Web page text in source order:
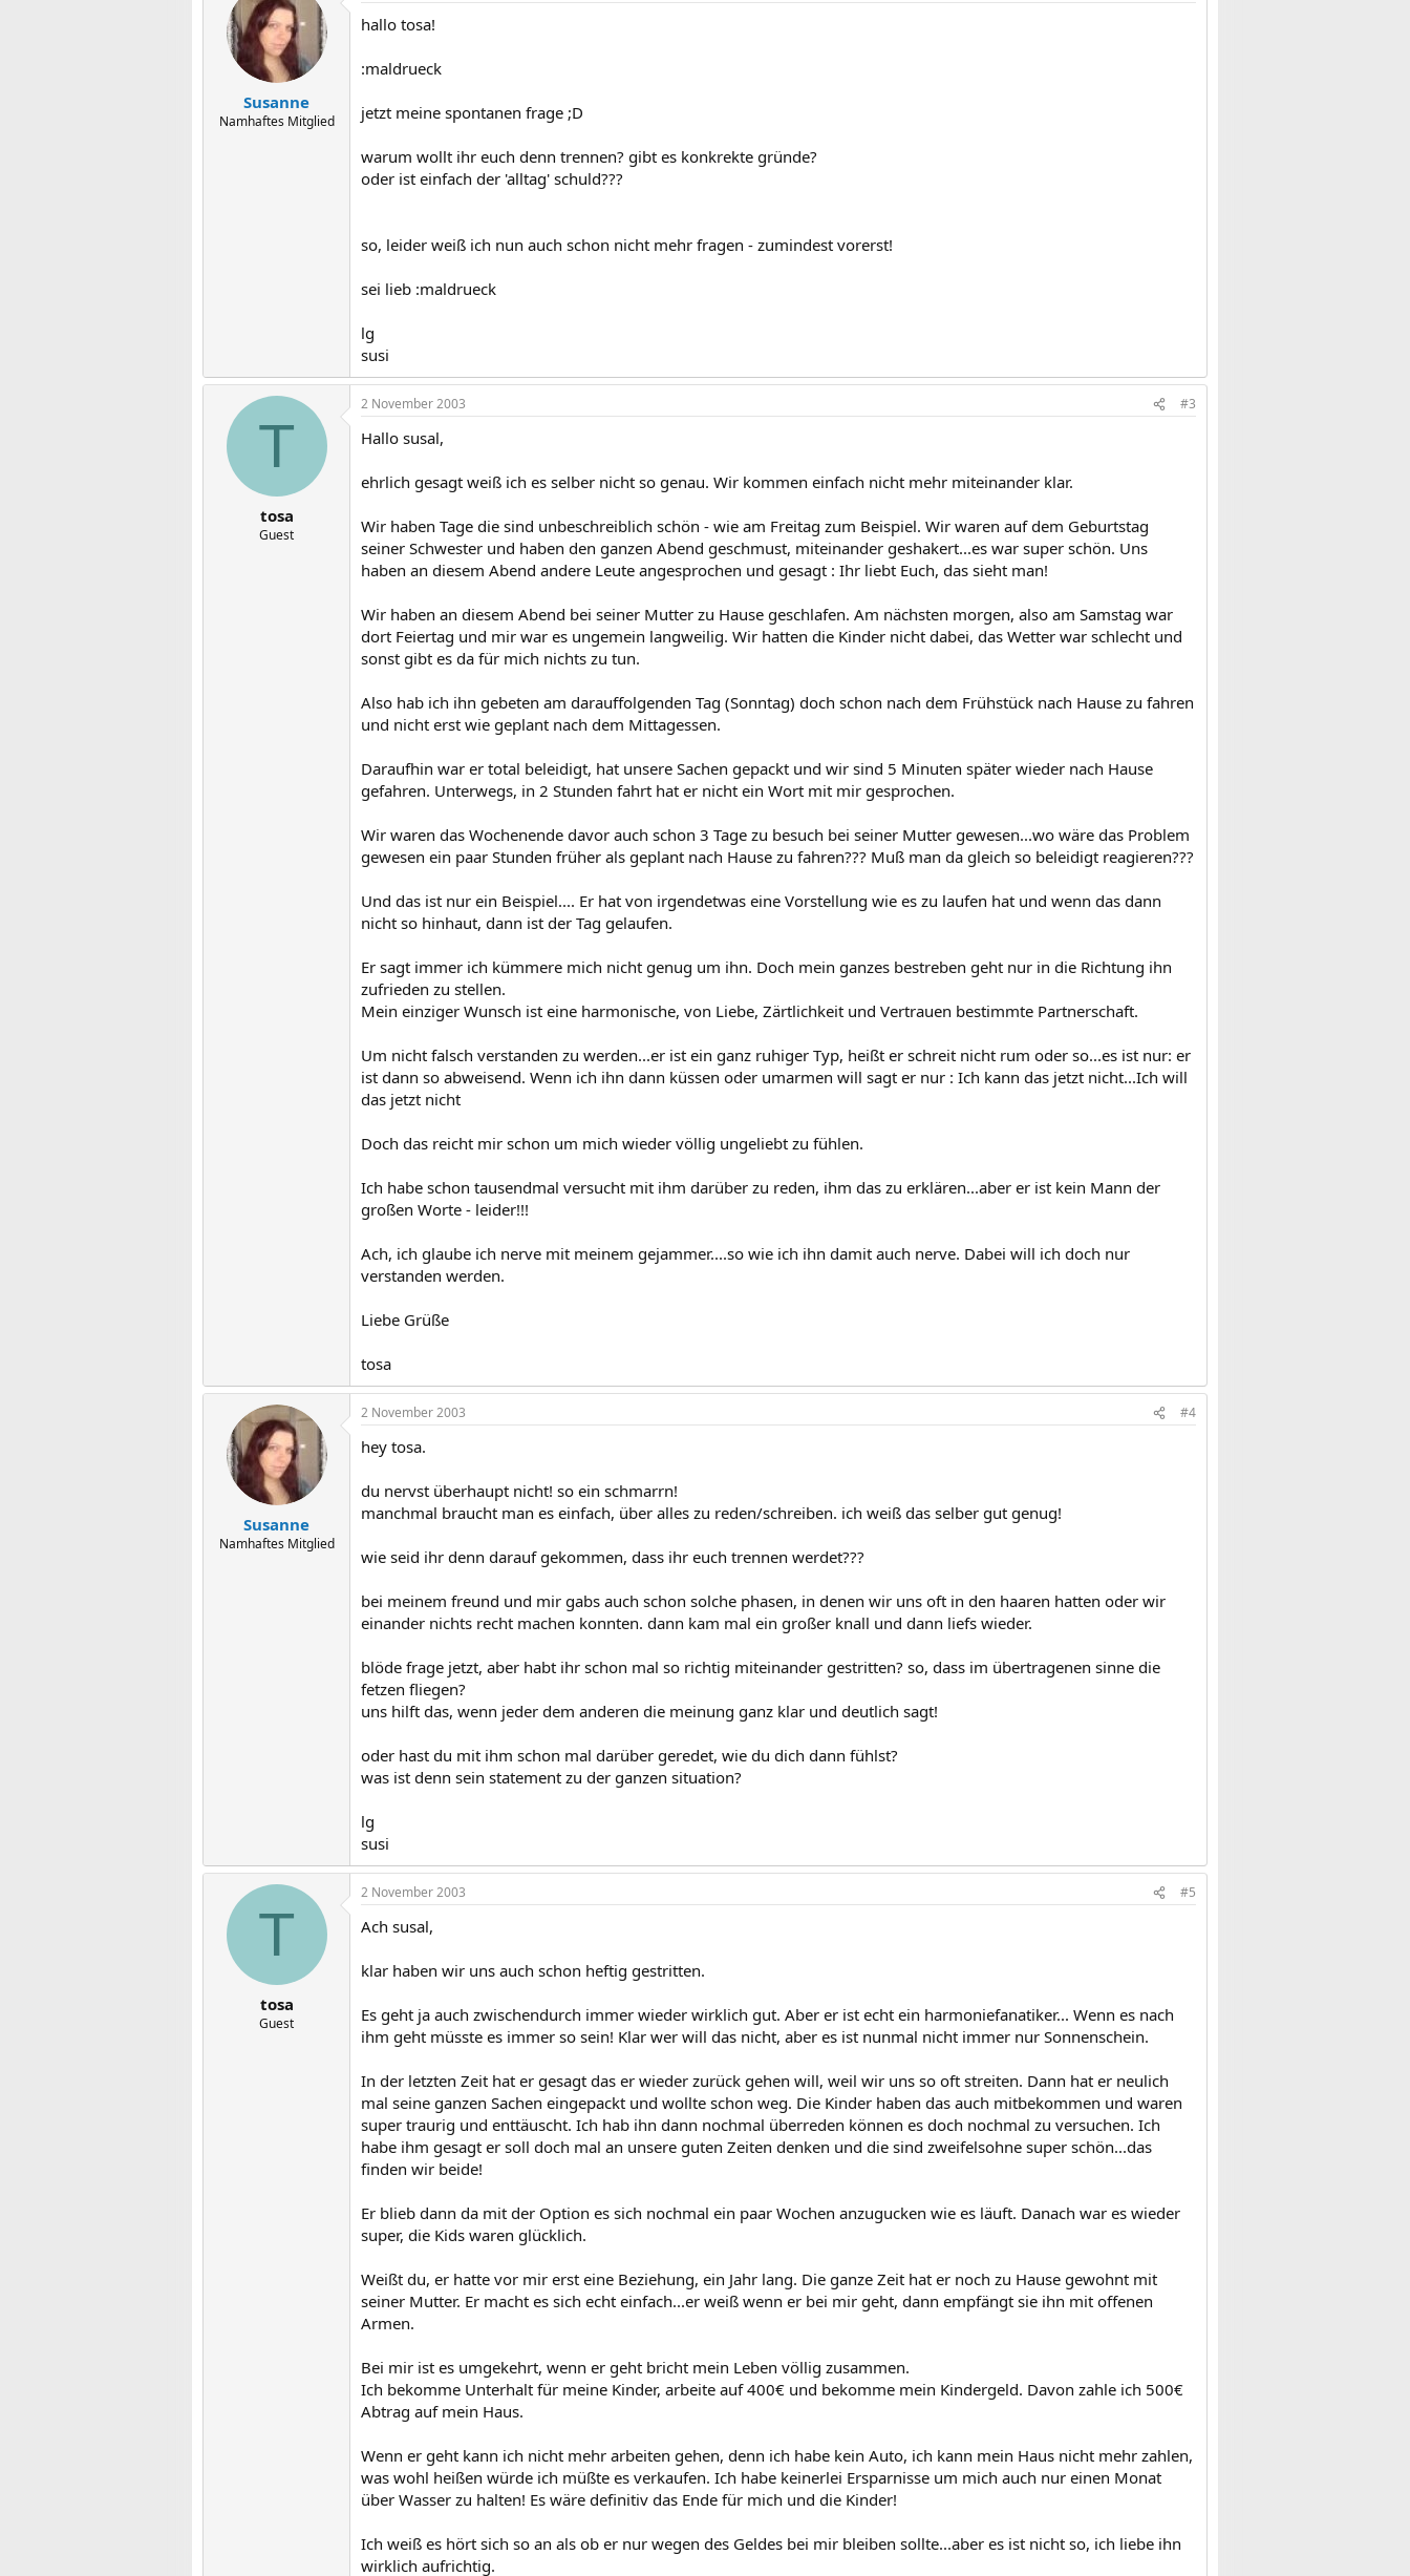
Susanne
Namhaftes Mitglied
hallo tosa!
:maldrueck
jetzt meine spontanen frage ;D
warum wollt ihr euch denn trennen? gibt es konkrekte gründe?
oder ist einfach der 'alltag' schuld???
so, leider weiß ich nun auch schon nicht mehr fragen - zumindest vorerst!
sei lieb :maldrueck
lg
susi
T
tosa
Guest
2 November 2003 #3
Hallo susal,
ehrlich gesagt weiß ich es selber nicht so genau. Wir kommen einfach nicht mehr miteinander klar.
Wir haben Tage die sind unbeschreiblich schön - wie am Freitag zum Beispiel. Wir waren auf dem Geburtstag
seiner Schwester und haben den ganzen Abend geschmust, miteinander geshakert...es war super schön. Uns
haben an diesem Abend andere Leute angesprochen und gesagt : Ihr liebt Euch, das sieht man!
Wir haben an diesem Abend bei seiner Mutter zu Hause geschlafen. Am nächsten morgen, also am Samstag war
dort Feiertag und mir war es ungemein langweilig. Wir hatten die Kinder nicht dabei, das Wetter war schlecht und
sonst gibt es da für mich nichts zu tun.
Also hab ich ihn gebeten am darauffolgenden Tag (Sonntag) doch schon nach dem Frühstück nach Hause zu fahren
und nicht erst wie geplant nach dem Mittagessen.
Daraufhin war er total beleidigt, hat unsere Sachen gepackt und wir sind 5 Minuten später wieder nach Hause
gefahren. Unterwegs, in 2 Stunden fahrt hat er nicht ein Wort mit mir gesprochen.
Wir waren das Wochenende davor auch schon 3 Tage zu besuch bei seiner Mutter gewesen...wo wäre das Problem
gewesen ein paar Stunden früher als geplant nach Hause zu fahren??? Muß man da gleich so beleidigt reagieren???
Und das ist nur ein Beispiel.... Er hat von irgendetwas eine Vorstellung wie es zu laufen hat und wenn das dann
nicht so hinhaut, dann ist der Tag gelaufen.
Er sagt immer ich kümmere mich nicht genug um ihn. Doch mein ganzes bestreben geht nur in die Richtung ihn
zufrieden zu stellen.
Mein einziger Wunsch ist eine harmonische, von Liebe, Zärtlichkeit und Vertrauen bestimmte Partnerschaft.
Um nicht falsch verstanden zu werden...er ist ein ganz ruhiger Typ, heißt er schreit nicht rum oder so...es ist nur: er
ist dann so abweisend. Wenn ich ihn dann küssen oder umarmen will sagt er nur : Ich kann das jetzt nicht...Ich will
das jetzt nicht
Doch das reicht mir schon um mich wieder völlig ungeliebt zu fühlen.
Ich habe schon tausendmal versucht mit ihm darüber zu reden, ihm das zu erklären...aber er ist kein Mann der
großen Worte - leider!!!
Ach, ich glaube ich nerve mit meinem gejammer....so wie ich ihn damit auch nerve. Dabei will ich doch nur
verstanden werden.
Liebe Grüße
tosa
Susanne
Namhaftes Mitglied
2 November 2003 #4
hey tosa.
du nervst überhaupt nicht! so ein schmarrn!
manchmal braucht man es einfach, über alles zu reden/schreiben. ich weiß das selber gut genug!
wie seid ihr denn darauf gekommen, dass ihr euch trennen werdet???
bei meinem freund und mir gabs auch schon solche phasen, in denen wir uns oft in den haaren hatten oder wir
einander nichts recht machen konnten. dann kam mal ein großer knall und dann liefs wieder.
blöde frage jetzt, aber habt ihr schon mal so richtig miteinander gestritten? so, dass im übertragenen sinne die
fetzen fliegen?
uns hilft das, wenn jeder dem anderen die meinung ganz klar und deutlich sagt!
oder hast du mit ihm schon mal darüber geredet, wie du dich dann fühlst?
was ist denn sein statement zu der ganzen situation?
lg
susi
T
tosa
Guest
2 November 2003 #5
Ach susal,
klar haben wir uns auch schon heftig gestritten.
Es geht ja auch zwischendurch immer wieder wirklich gut. Aber er ist echt ein harmoniefanatiker... Wenn es nach
ihm geht müsste es immer so sein! Klar wer will das nicht, aber es ist nunmal nicht immer nur Sonnenschein.
In der letzten Zeit hat er gesagt das er wieder zurück gehen will, weil wir uns so oft streiten. Dann hat er neulich
mal seine ganzen Sachen eingepackt und wollte schon weg. Die Kinder haben das auch mitbekommen und waren
super traurig und enttäuscht. Ich hab ihn dann nochmal überreden können es doch nochmal zu versuchen. Ich
habe ihm gesagt er soll doch mal an unsere guten Zeiten denken und die sind zweifelsohne super schön...das
finden wir beide!
Er blieb dann da mit der Option es sich nochmal ein paar Wochen anzugucken wie es läuft. Danach war es wieder
super, die Kids waren glücklich.
Weißt du, er hatte vor mir erst eine Beziehung, ein Jahr lang. Die ganze Zeit hat er noch zu Hause gewohnt mit
seiner Mutter. Er macht es sich echt einfach...er weiß wenn er bei mir geht, dann empfängt sie ihn mit offenen
Armen.
Bei mir ist es umgekehrt, wenn er geht bricht mein Leben völlig zusammen.
Ich bekomme Unterhalt für meine Kinder, arbeite auf 400€ und bekomme mein Kindergeld. Davon zahle ich 500€
Abtrag auf mein Haus.
Wenn er geht kann ich nicht mehr arbeiten gehen, denn ich habe kein Auto, ich kann mein Haus nicht mehr zahlen,
was wohl heißen würde ich müßte es verkaufen. Ich habe keinerlei Ersparnisse um mich auch nur einen Monat
über Wasser zu halten! Es wäre definitiv das Ende für mich und die Kinder!
Ich weiß es hört sich so an als ob er nur wegen des Geldes bei mir bleiben sollte...aber es ist nicht so, ich liebe ihn
wirklich aufrichtig.